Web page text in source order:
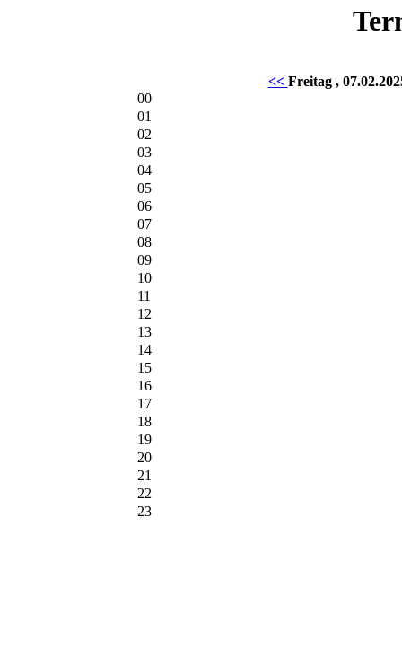
<< Freitag ,
00
01
02
03
04
05
06
07
08
09
10
11
12
13
14
15
16
17
18
19
20
21
22
23